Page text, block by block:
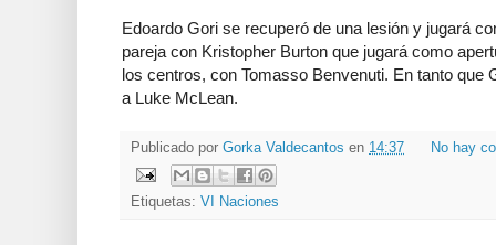
Edoardo Gori se recuperó de una lesión y jugará
pareja con Kristopher Burton que jugará como
los centros, con Tomasso Benvenuti. En tanto que
a Luke McLean.
Publicado por Gorka Valdecantos en 14:37 No hay
Etiquetas: VI Naciones